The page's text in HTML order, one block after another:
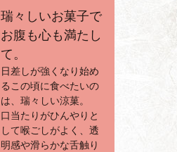
瑞々しいお菓子で
お腹も心も満たし
て。
日差しが強くなり始め
るこの頃に食べたいの
は、瑞々しい涼菓。
口当たりがひんやりと
して喉ごしがよく、透
明感や滑らかな舌触り